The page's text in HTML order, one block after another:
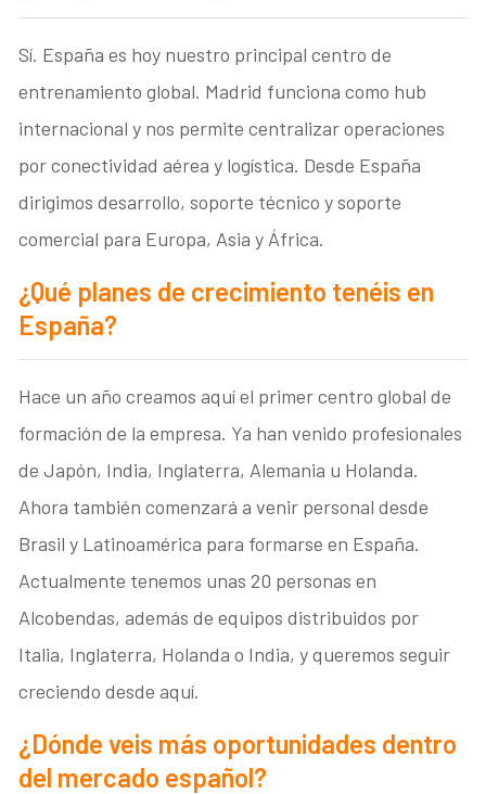
Sí. España es hoy nuestro principal centro de
entrenamiento global. Madrid funciona como hub
internacional y nos permite centralizar operaciones
por conectividad aérea y logística. Desde España
dirigimos desarrollo, soporte técnico y soporte
comercial para Europa, Asia y África.
¿Qué planes de crecimiento tenéis en
España?
Hace un año creamos aquí el primer centro global de
formación de la empresa. Ya han venido profesionales
de Japón, India, Inglaterra, Alemania u Holanda.
Ahora también comenzará a venir personal desde
Brasil y Latinoamérica para formarse en España.
Actualmente tenemos unas 20 personas en
Alcobendas, además de equipos distribuidos por
Italia, Inglaterra, Holanda o India, y queremos seguir
creciendo desde aquí.
¿Dónde veis más oportunidades dentro
del mercado español?